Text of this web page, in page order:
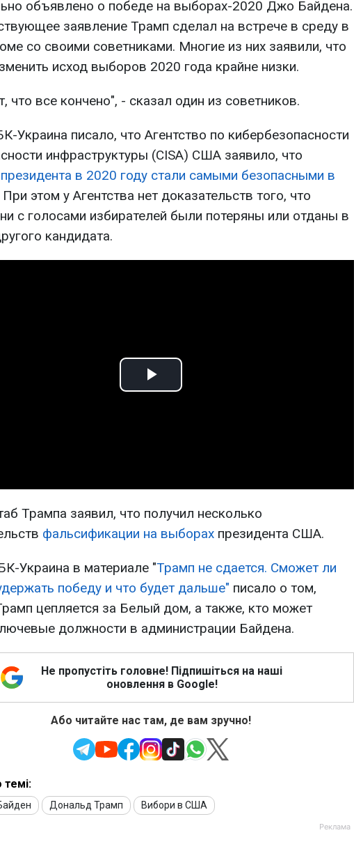
объявлено о победе на выборах-2020 Джо Байдена.
заявление Трамп сделал на встрече в среду в
со своими советниками. Многие из них заявили, что
исход выборов 2020 года крайне низки.
что все кончено", - сказал один из советников.
Украина писало, что Агентство по кибербезопасности
инфраструктуры (CISA) США заявило, что
в 2020 году стали самыми безопасными в
При этом у Агентства нет доказательств того, что
с голосами избирателей были потеряны или отданы в
кандидата.
Play
Трампа заявил, что получил несколько
фальсификации на выборах президента США.
Украина в материале "Трамп не сдается. Сможет ли
победу и что будет дальше" писало о том,
цепляется за Белый дом, а также, кто может
должности в администрации Байдена.
Не пропустіть головне! Підпишіться на наші
оновлення в Google!
Або читайте нас там, де вам зручно!
темі:
Дональд Трамп Вибори в США